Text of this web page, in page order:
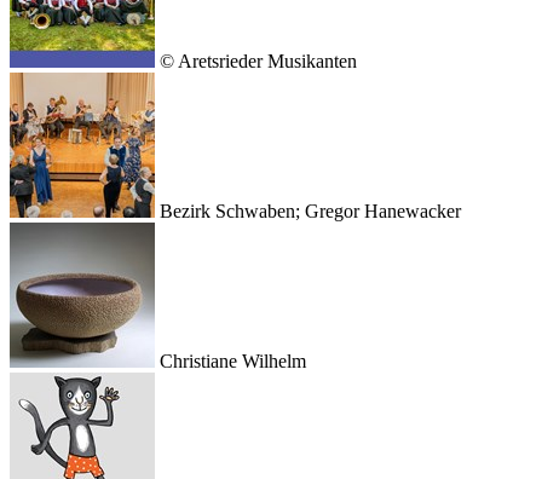
© Aretsrieder Musikanten
Bezirk Schwaben; Gregor Hanewacker
Christiane Wilhelm